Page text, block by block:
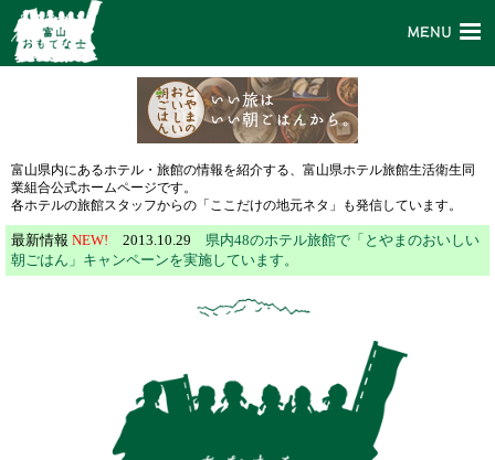
富山県内にあるホテル・旅館の情報を紹介する、富山県ホテル旅館生活衛生同
業組合公式ホームページです。
各ホテルの旅館スタッフからの「ここだけの地元ネタ」も発信しています。
最新情報 NEW! 2013.10.29 県内48のホテル旅館で「とやまのおいしい
朝ごはん」キャンペーンを実施しています。